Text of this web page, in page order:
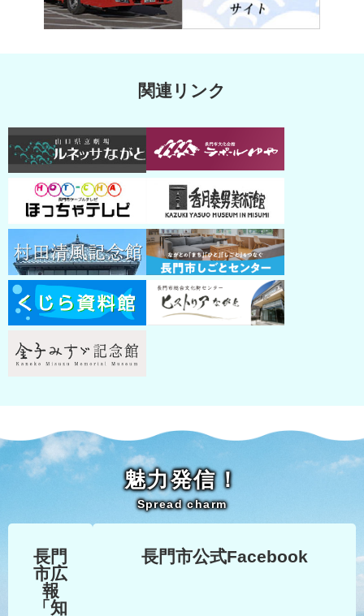
関連リンク
魅力発信！
Spread charm
長門
市広
報
「知
長門市公式Facebook